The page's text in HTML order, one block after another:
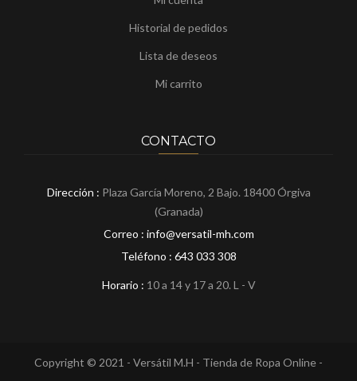
Historial de pedidos
Lista de deseos
Mi carrito
CONTACTO
Dirección : Plaza García Moreno, 2 Bajo. 18400 Órgiva
(Granada)
Correo : info@versatil-mh.com
Teléfono : 643 033 308
Horario : 10 a 14 y 17 a 20. L - V
Copyright © 2021 - Versátil M.H - Tienda de Ropa Online -